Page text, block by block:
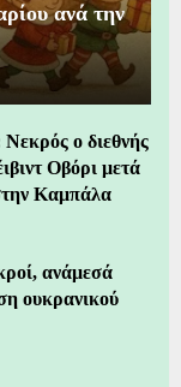
ανά την
ο διεθνής
Οβόρι μετά
Καμπάλα
ανάμεσά
ουκρανικού